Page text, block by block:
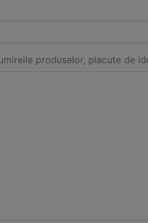
produselor, placute de